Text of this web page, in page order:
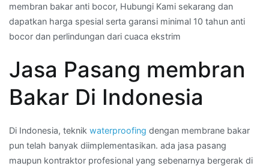
–
Telp
Kami
harga
bakar
roll
di
Wilayah
membran bakar anti bocor, Hubungi Kami sekarang dan
dapatkan harga spesial serta garansi minimal 10 tahun anti
bocor dan perlindungan dari cuaca ekstrim
Jasa Pasang membran
Bakar Di Indonesia
Di Indonesia, teknik waterproofing dengan membrane bakar
pun telah banyak diimplementasikan. ada jasa pasang
maupun kontraktor profesional yang sebenarnya bergerak di